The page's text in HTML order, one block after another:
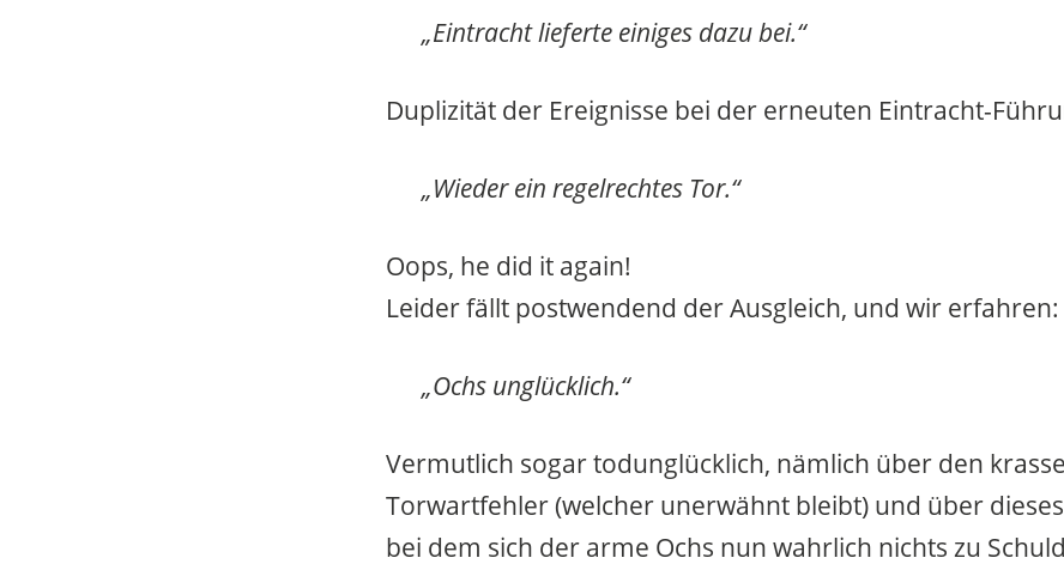
„Eintracht lieferte einiges dazu bei.“
Duplizität der Ereignisse bei der erneuten Eintracht-
„Wieder ein regelrechtes Tor.“
Oops, he did it again!
Leider fällt postwendend der Ausgleich, und wir erfahren:
„Ochs unglücklich.“
Vermutlich sogar todunglücklich, nämlich über den
Torwartfehler (welcher unerwähnt bleibt) und über
bei dem sich der arme Ochs nun wahrlich nichts zu